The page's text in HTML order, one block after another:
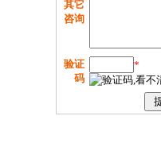
其它
咨询
验证
码
*